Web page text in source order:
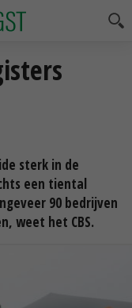
sterk in de
een tiental
90 bedrijven
weet het CBS.